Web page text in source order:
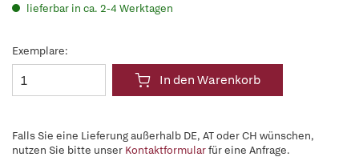
lieferbar in ca. 2-4 Werktagen
Exemplare:
In den Warenkorb
Falls Sie eine Lieferung außerhalb DE, AT oder CH wünschen,
nutzen Sie bitte unser Kontaktformularfür eine Anfrage.